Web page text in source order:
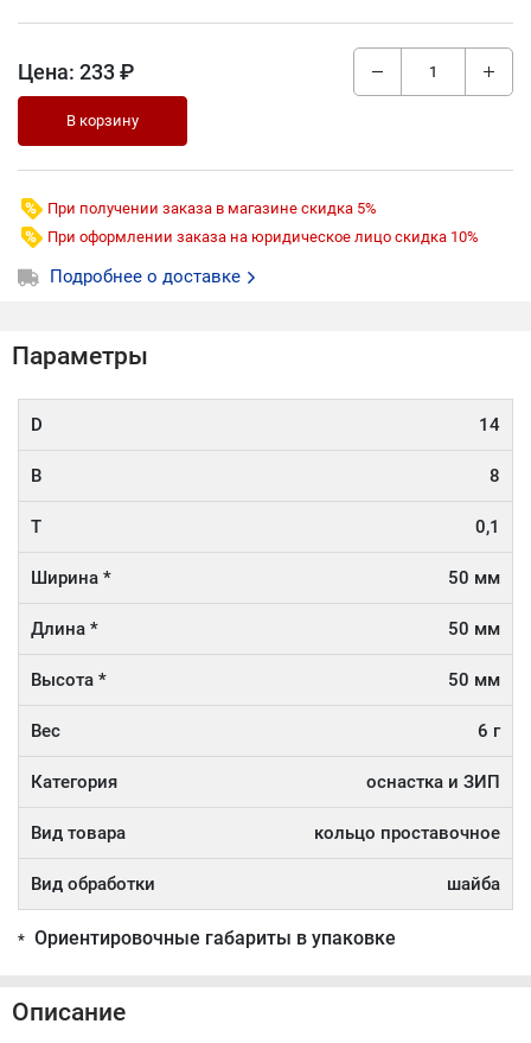
Цена: 233 ₽
В корзину
При получении заказа в магазине скидка 5%
При оформлении заказа на юридическое лицо скидка 10%
Подробнее о доставке
Параметры
D 14
B 8
T 0,1
Ширина * 50 мм
Длина * 50 мм
Высота * 50 мм
Вес 6 г
Категория оснастка и ЗИП
Вид товара кольцо проставочное
Вид обработки шайба
* Ориентировочные габариты в упаковке
Описание